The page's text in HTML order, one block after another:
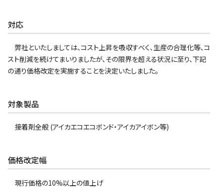
対応
弊社といたしましては、コスト上昇を吸収すべく、生産の合理化等、コ
スト削減を続けてまいりましたが、その限界を超える状況に至り、下記
の通り価格改定を実施することを決定いたしました。
対象製品
接着剤全般 (アイカエコエコボンド・アイカアイボン等)
価格改定幅
現行価格の10%以上の値上げ